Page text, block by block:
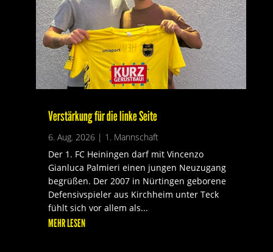
Verstärkung für die linke Seite
6. Aug. 2026| 1. Mannschaft
Der 1. FC Heiningen darf mit Vincenzo
Gianluca Palmieri einen jungen Neuzugang
begrüßen. Der 2007 in Nürtingen geborene
Defensivspieler aus Kirchheim unter Teck
fühlt sich vor allem als...
MEHR LESEN